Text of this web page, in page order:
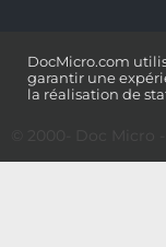
DocMicro.com
garantir une
la réalisation de